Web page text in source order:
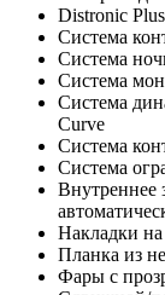
Distronic
Система
Система
Система
Система
Curve
Система
Система
Внутреннее
Накладки
Планка из
Фары с